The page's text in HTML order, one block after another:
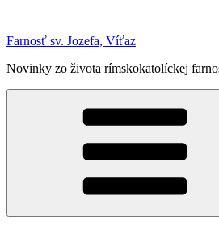
obsah
Farnosť sv. Jozefa, Víťaz
Novinky zo života rímskokatolíckej